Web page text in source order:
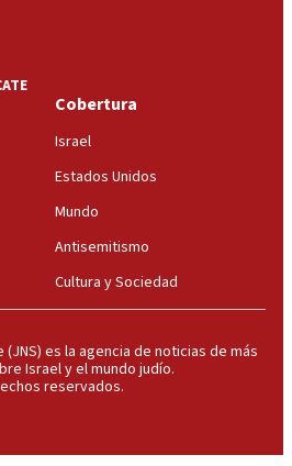
Cobertura
Israel
Estados Unidos
Mundo
Antisemitismo
Cultura y Sociedad
es la agencia de noticias de más
Israel y el mundo judío.
reservados.